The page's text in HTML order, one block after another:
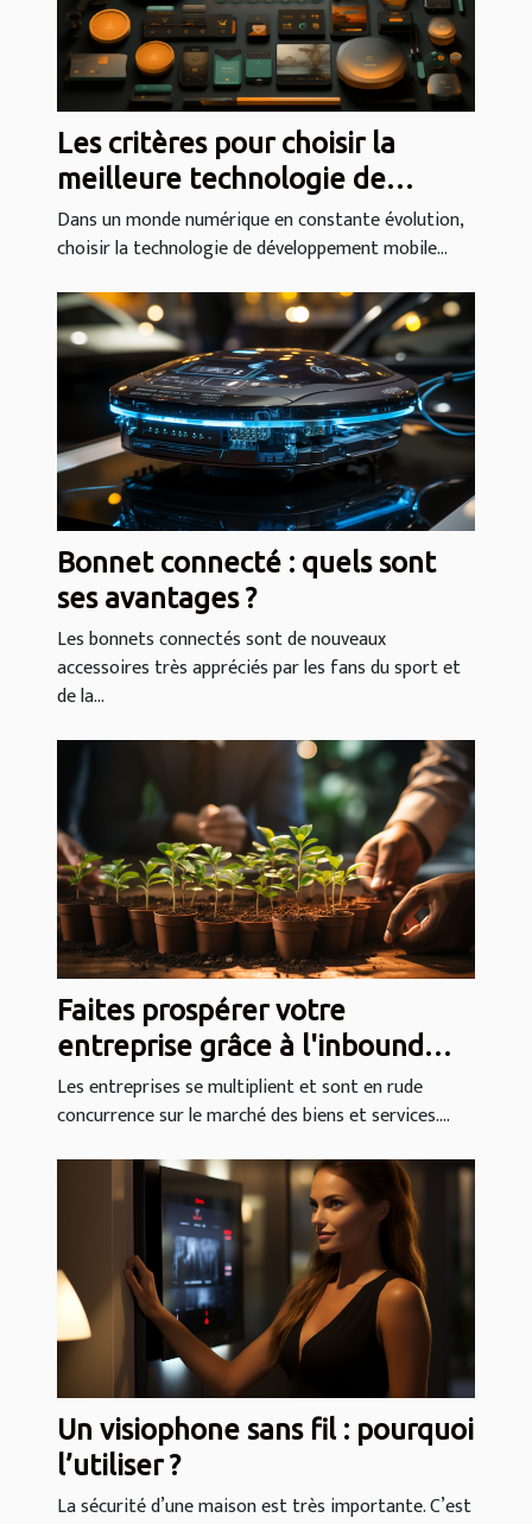
Les critères pour choisir la
meilleure technologie de
développement mobile selon
votre projet
Dans un monde numérique en constante évolution,
choisir la technologie de développement mobile...
Bonnet connecté : quels sont
ses avantages ?
Les bonnets connectés sont de nouveaux
accessoires très appréciés par les fans du sport et
de la...
Faites prospérer votre
entreprise grâce à l'inbound
marketing
Les entreprises se multiplient et sont en rude
concurrence sur le marché des biens et services....
Un visiophone sans fil : pourquoi
l’utiliser ?
La sécurité d’une maison est très importante. C’est